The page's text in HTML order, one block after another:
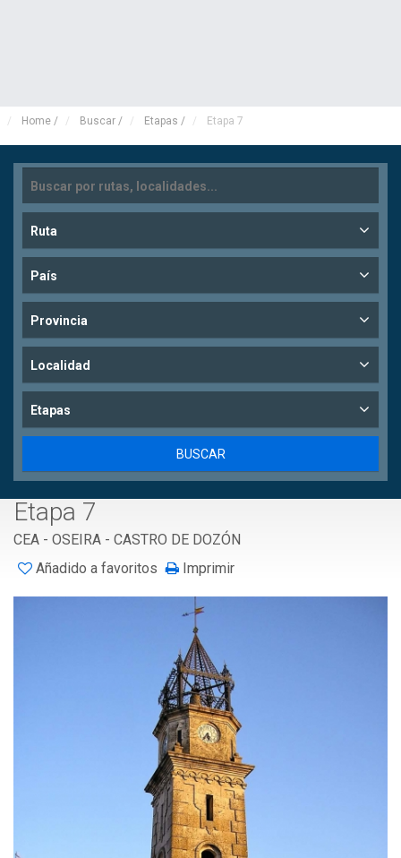
Home / Buscar / Etapas / Etapa 7
Ruta
País
Provincia
Localidad
Etapas
Etapa 7
CEA - OSEIRA - CASTRO DE DOZÓN
Añadido a favoritos
Imprimir